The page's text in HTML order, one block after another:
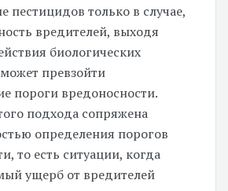
пестицидов только в случае,
вредителей, выходя
биологических
превзойти
пороги вредоносности.
подхода сопряжена
определения порогов
то есть ситуации, когда
ущерб от вредителей